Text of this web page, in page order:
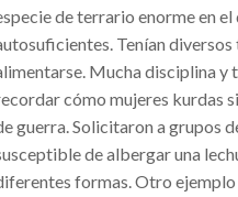
de terrario enorme en
Tenían
Mucha disciplina y
cómo mujeres kurdas
guerra. Solicitaron a grupos
de albergar una
formas. Otro ejemplo